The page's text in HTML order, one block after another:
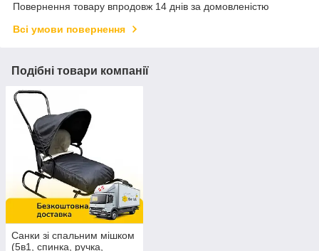
Повернення товару впродовж 14 днів за домовленістю
Всі умови повернення
Подібні товари компанії
Санки зі спальним мішком
(5в1, спинка, ручка,